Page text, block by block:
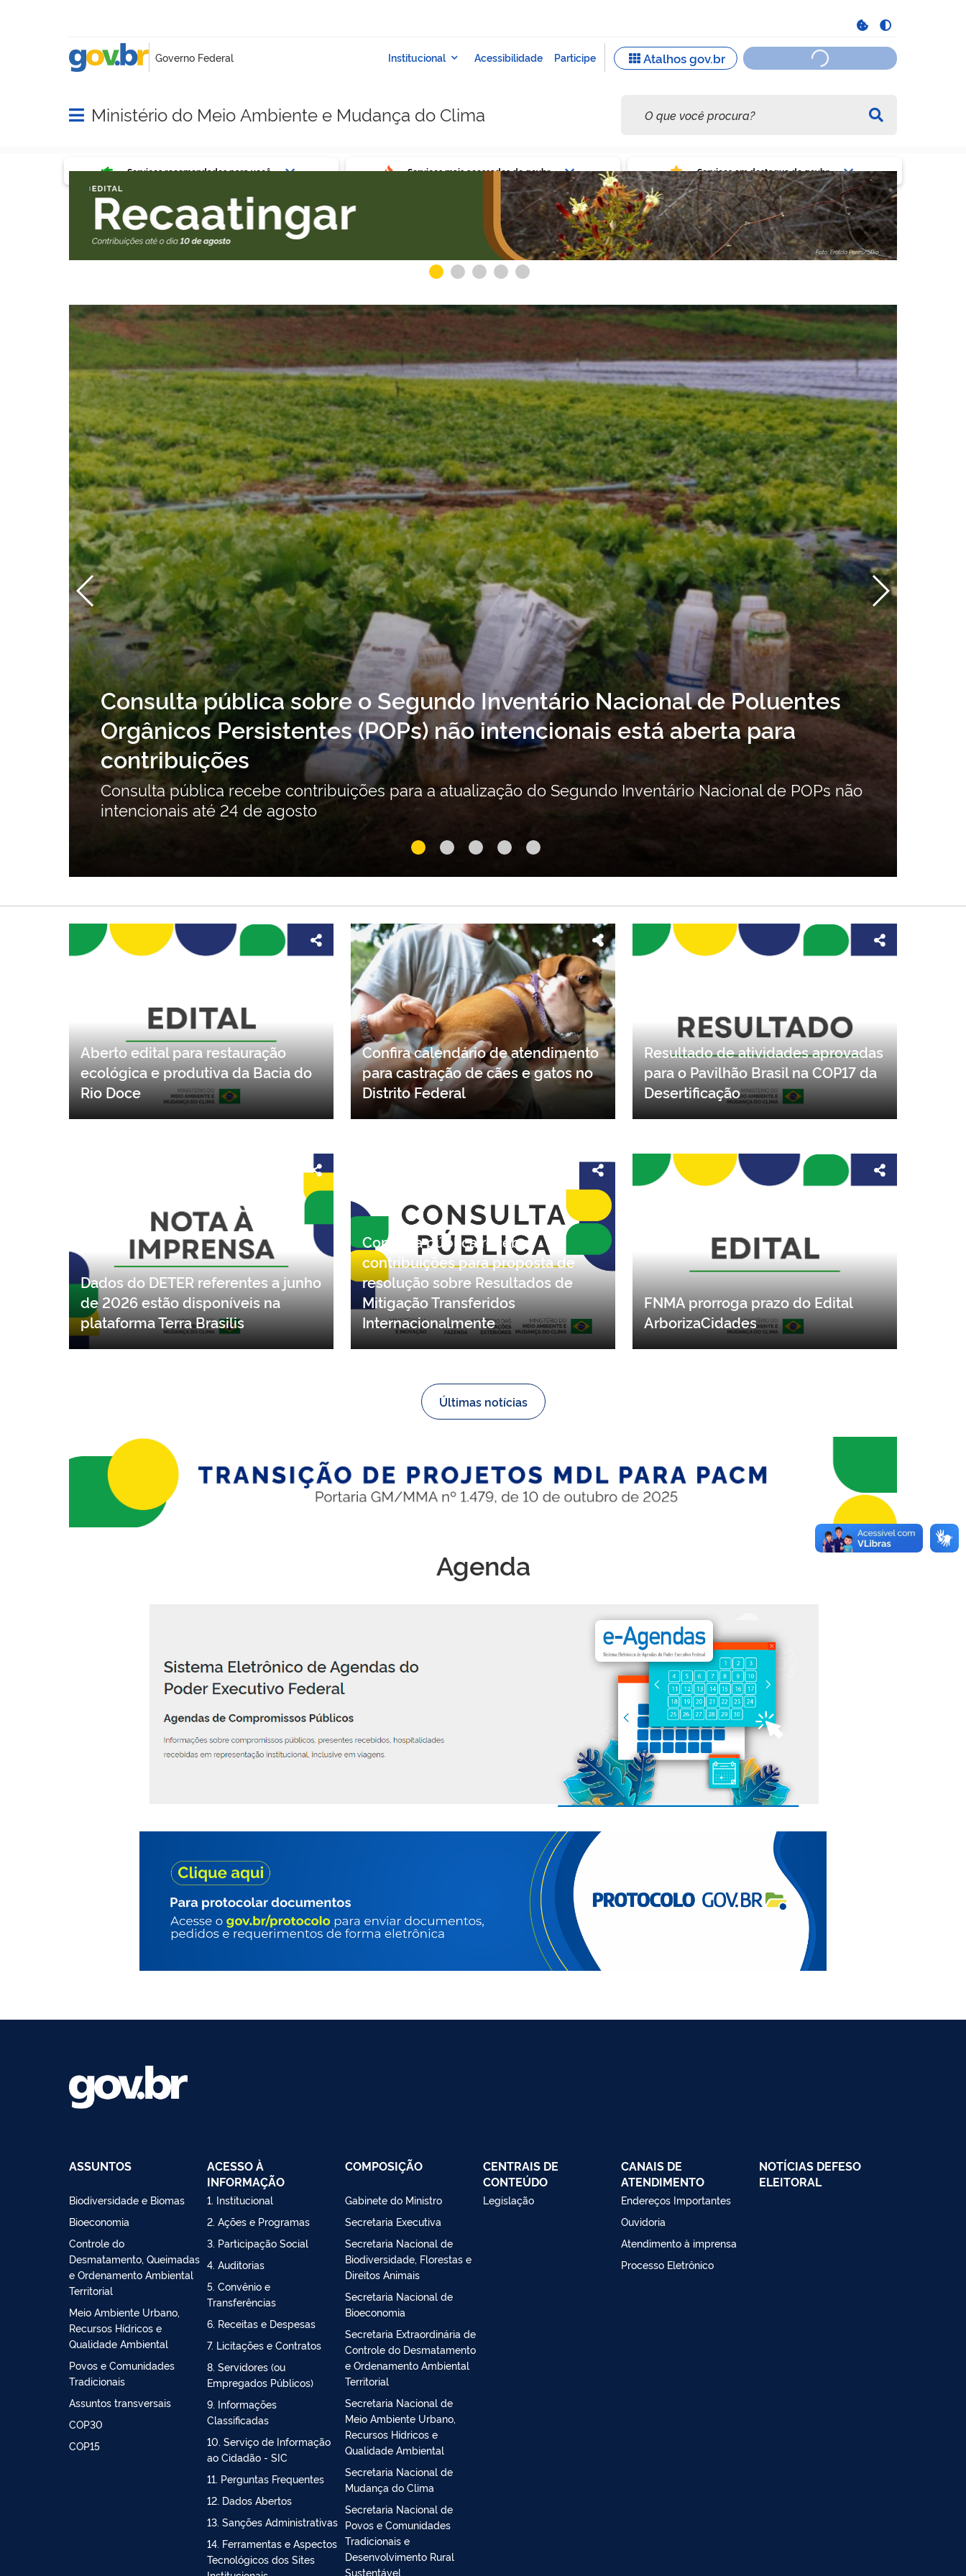
Abrir menu principal de navegação
Ministério do Meio Ambiente e Mudança do Clima
Serviços mais acessados do govbr Serviços em destaque do govbr
Inventário Nacional de Poluentes
não intencionais está aberta para
a atualização do Segundo Inventário Nacional de POPs não
Manejo do Fogo: entenda os
prevenção e o controle de incêndios
sociobiodiversidade
Aberto edital para restauração
ecológica e produtiva da Bacia do
Confira calendário de atendimento
para castração de cães e gatos no
Resultado de atividades aprovadas
para o Pavilhão Brasil na COP17 da
Dados do DETER referentes a junho
de 2026 estão disponíveis na
Consulta pública recebe
contribuições para proposta de
resolução sobre Resultados de
Mitigação Transferidos
FNMA prorroga prazo do Edital
ASSUNTOS
Biodiversidade e Biomas
Bioeconomia
Controle do
e Ordenamento Ambiental
Territorial
Recursos Hídricos e
Qualidade Ambiental
Povos e Comunidades
Tradicionais
Assuntos transversais
ACESSO À
INFORMAÇÃO
1. Institucional
2. Ações e Programas
3. Participação Social
4. Auditorias
5. Convênio e
Transferências
6. Receitas e Despesas
7. Licitações e Contratos
8. Servidores (ou
Empregados Públicos)
9. Informações
Classificadas
10. Serviço de Informação
ao Cidadão - SIC
11. Perguntas Frequentes
12. Dados Abertos
13. Sanções Administrativas
COMPOSIÇÃO
Gabinete do Ministro
Secretaria Executiva
Biodiversidade, Florestas e
Direitos Animais
Secretaria Nacional de
Bioeconomia
Secretaria Extraordinária de
e Ordenamento Ambiental
Territorial
Secretaria Nacional de
Recursos Hídricos e
Qualidade Ambiental
Secretaria Nacional de
Mudança do Clima
Secretaria Nacional de
Povos e Comunidades
CENTRAIS DE
CANAIS DE
ATENDIMENTO
Endereços Importantes
Ouvidoria